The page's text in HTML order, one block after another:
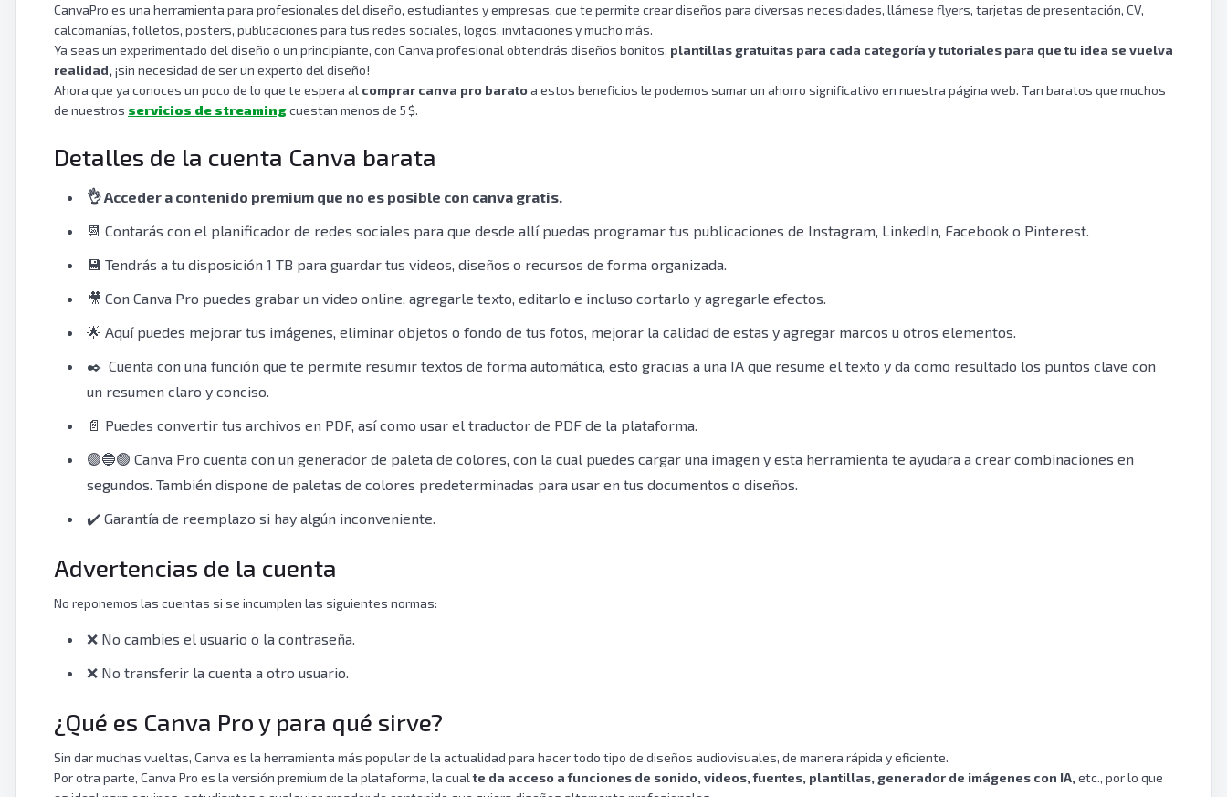
LinkedIn Premium ›
QuillBot ›
Adobe
Canva ›
CanvaPro es una herramienta para profesionales del diseño, estudiantes y empresas, que te permite crear diseños para diversas necesidades, llámese flyers, tarjetas de presentación, CV,
calcomanías, folletos, posters, publicaciones para tus redes sociales, logos, invitaciones y mucho más.
Ya seas un experimentado del diseño o un principiante, con Canva profesional obtendrás diseños bonitos, plantillas gratuitas para cada categoría y tutoriales para que tu idea se vuelva
realidad, ¡sin necesidad de ser un experto del diseño!
Ahora que ya conoces un poco de lo que te espera al comprar canva pro baratoa estos beneficios le podemos sumar un ahorro significativo en nuestra página web. Tan baratos que muchos
de nuestros servicios de streamingcuestan menos de 5 $.
Detalles de la cuenta Canva barata
👌 Acceder a contenido premium que no es posible con canva gratis.
📆 Contarás con el planificador de redes sociales para que desde allí puedas programar tus publicaciones de Instagram, LinkedIn, Facebook o Pinterest.
💾 Tendrás a tu disposición 1 TB para guardar tus videos, diseños o recursos de forma organizada.
🎥 Con Canva Pro puedes grabar un video online, agregarle texto, editarlo e incluso cortarlo y agregarle efectos.
🌟 Aquí puedes mejorar tus imágenes, eliminar objetos o fondo de tus fotos, mejorar la calidad de estas y agregar marcos u otros elementos.
✒️ Cuenta con una función que te permite resumir textos de forma automática, esto gracias a una IA que resume el texto y da como resultado los puntos clave con
un resumen claro y conciso.
📄 Puedes convertir tus archivos en PDF, así como usar el traductor de PDF de la plataforma.
🟣🔵🟢 Canva Pro cuenta con un generador de paleta de colores, con la cual puedes cargar una imagen y esta herramienta te ayudara a crear combinaciones en
segundos. También dispone de paletas de colores predeterminadas para usar en tus documentos o diseños.
✔️ Garantía de reemplazo si hay algún inconveniente.
Advertencias de la cuenta
No reponemos las cuentas si se incumplen las siguientes normas:
❌ No cambies el usuario o la contraseña.
❌ No transferir la cuenta a otro usuario.
¿Qué es Canva Pro y para qué sirve?
Sin dar muchas vueltas, Canva es la herramienta más popular de la actualidad para hacer todo tipo de diseños audiovisuales, de manera rápida y eficiente.
Por otra parte, Canva Pro es la versión premium de la plataforma, la cualte da acceso a funciones de sonido, videos, fuentes, plantillas, generador de imágenes con IA, etc., por lo que